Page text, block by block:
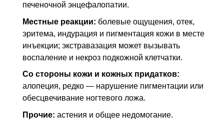
печеночной энцефалопатии.
Местные реакции: болевые ощущения, отек,
эритема, индурация и пигментация кожи в месте
инъекции; экстравазация может вызывать
воспаление и некроз подкожной клетчатки.
Со стороны кожи и кожных придатков:
алопеция, редко — нарушение пигментации или
обесцвечивание ногтевого ложа.
Прочие: астения и общее недомогание.